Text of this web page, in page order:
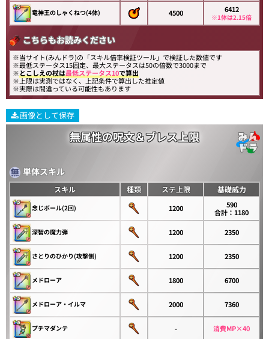
竜神王のしゃくねつ(4体) 4500 6412
※1体は2.15倍
こちらもお読みください
※当サイト(みんドラ)の「スキル倍率検証ツール」で検証した数値です
※最低ステータス15固定、最大ステータスは50の倍数で3000まで
※とこしえの杖は最低ステータス10で算出
※上限は実測ではなく、上記条件で算出した推定値
※実際は間違っている可能性もあります
画像として保存
無属性の呪文＆ブレス上限
単体スキル
スキル 種類 ステ上限 基礎威力
念じボール(2回) 1200
590
合計：1180
深智の魔力弾 1200 2350
さとりのひかり(攻撃側) 1200 2350
メドローア 1800 6700
メドローア・イルマ 2000 7360
プチマダンテ - 消費MP×40